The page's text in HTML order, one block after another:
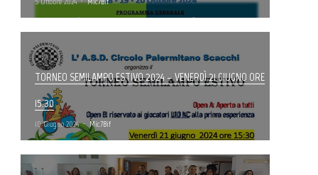
TORNEO SEMILAMPO ESTIVO 2024 – VENERDÌ 21 GIUGNO ORE
15.30
10 Giugno 2024 Mic7Bif